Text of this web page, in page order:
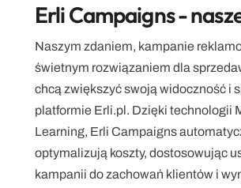
Erli Campaigns -
Naszym zdaniem, kampanie
świetnym rozwiązaniem dla
chcą zwiększyć swoją widoczność i
platformie Erli.pl. Dzięki technologii
Learning, Erli Campaigns
optymalizują koszty, dostosowując
kampanii do zachowań klientów i